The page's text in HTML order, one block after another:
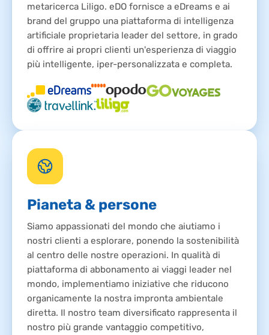
metaricerca Liligo. eDO fornisce a eDreams e ai
brand del gruppo una piattaforma di intelligenza
artificiale proprietaria leader del settore, in grado
di offrire ai propri clienti un'esperienza di viaggio
più intelligente, iper-personalizzata e completa.
Pianeta & persone
Siamo appassionati del mondo che aiutiamo i
nostri clienti a esplorare, ponendo la sostenibilità
al centro delle nostre operazioni. In qualità di
piattaforma di abbonamento ai viaggi leader nel
mondo, implementiamo iniziative che riducono
organicamente la nostra impronta ambientale
diretta. Il nostro team diversificato rappresenta il
nostro più grande vantaggio competitivo,